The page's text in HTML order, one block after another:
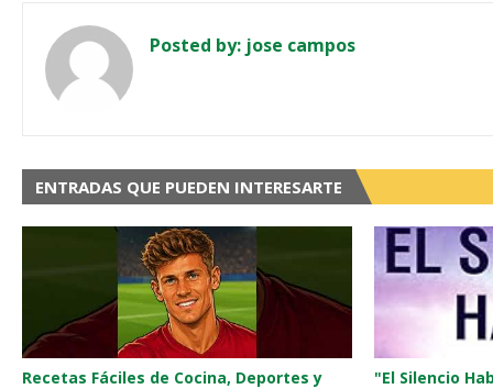
Posted by: jose campos
ENTRADAS QUE PUEDEN INTERESARTE
Recetas Fáciles de Cocina, Deportes y
"El Silencio